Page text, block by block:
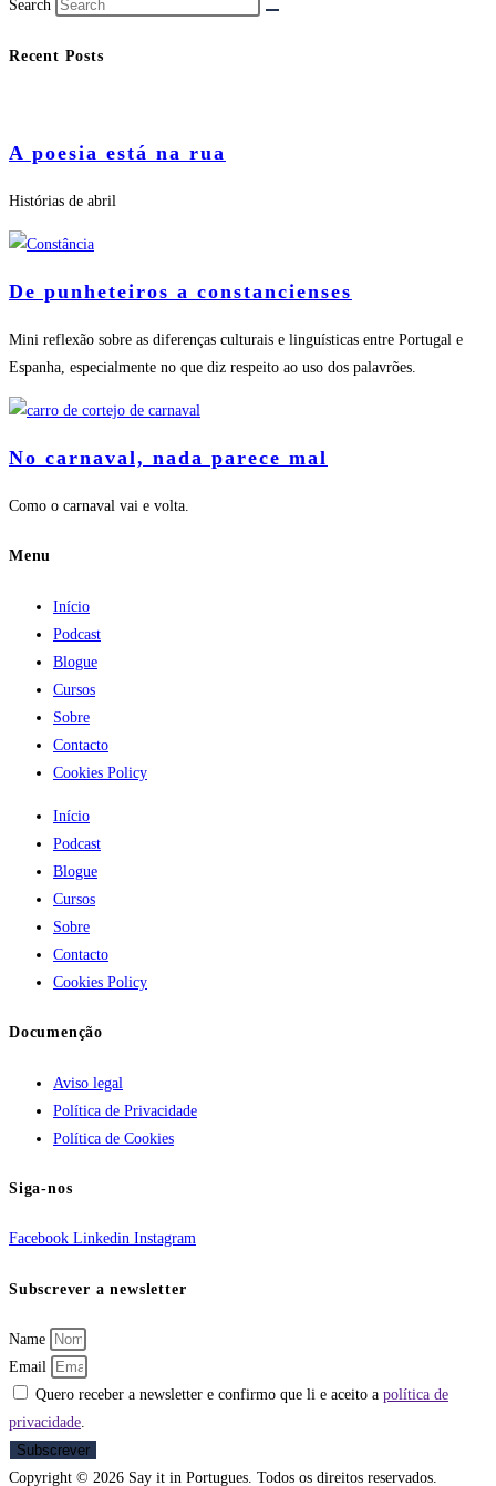
Search
Recent Posts
A poesia está na rua
Histórias de abril
De punheteiros a constancienses
Mini reflexão sobre as diferenças culturais e linguísticas entre Portugal e
Espanha, especialmente no que diz respeito ao uso dos palavrões.
No carnaval, nada parece mal
Como o carnaval vai e volta.
Menu
Início
Podcast
Blogue
Cursos
Sobre
Contacto
Cookies Policy
Início
Podcast
Blogue
Cursos
Sobre
Contacto
Cookies Policy
Documenção
Aviso legal
Política de Privacidade
Política de Cookies
Siga-nos
Facebook Linkedin Instagram
Subscrever a newsletter
Name
Email
Quero receber a newsletter e confirmo que li e aceito a política de
privacidade.
Subscrever
Copyright © 2026 Say it in Portugues. Todos os direitos reservados.